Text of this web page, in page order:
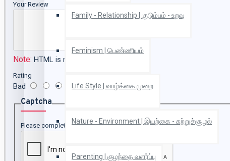
Family - Relationship | குடும்பம் - உறவு
Feminism | பெண்ணியம்
Life Style | வாழ்க்கை முறை
Nature - Environment | இயற்கை - சுற்றுச்சூழல்
Parenting | குழந்தை வளர்ப்பு
Your Review
Note: HTML is not translated!
Rating
Bad Good
Captcha
Please complete the captcha validation below